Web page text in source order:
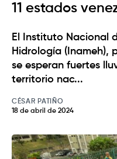
11 estados
El Instituto Nacional
Hidrología (Inameh),
se esperan fuertes
territorio nac...
CÉSAR PATIÑO
18 de abril de 2024